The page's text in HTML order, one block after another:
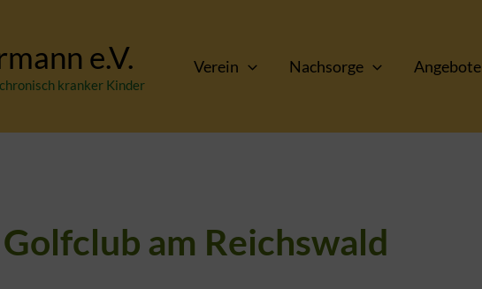
e.V.
kranker Kinder
Verein Nachsorge Angebote
am Reichswald